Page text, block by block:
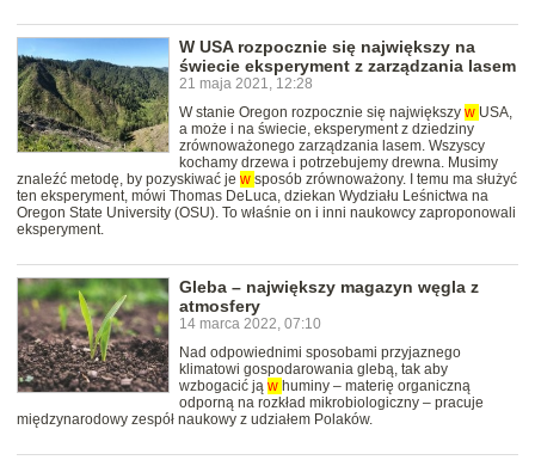
W USA rozpocznie się największy na
świecie eksperyment z zarządzania lasem
21 maja 2021, 12:28
W stanie Oregon rozpocznie się największy w USA,
a może i na świecie, eksperyment z dziedziny
zrównoważonego zarządzania lasem. Wszyscy
kochamy drzewa i potrzebujemy drewna. Musimy
znaleźć metodę, by pozyskiwać je w sposób zrównoważony. I temu ma służyć
ten eksperyment, mówi Thomas DeLuca, dziekan Wydziału Leśnictwa na
Oregon State University (OSU). To właśnie on i inni naukowcy zaproponowali
eksperyment.
Gleba – największy magazyn węgla z
atmosfery
14 marca 2022, 07:10
Nad odpowiednimi sposobami przyjaznego
klimatowi gospodarowania glebą, tak aby
wzbogacić ją w huminy – materię organiczną
odporną na rozkład mikrobiologiczny – pracuje
międzynarodowy zespół naukowy z udziałem Polaków.